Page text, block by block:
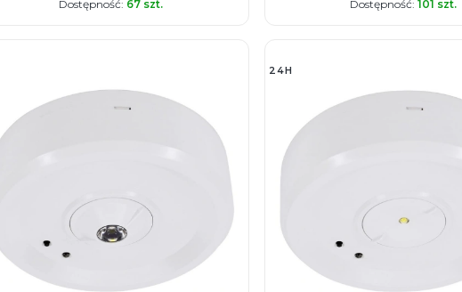
Dostępność: 67 szt. Dostępność: 101 szt.
24H